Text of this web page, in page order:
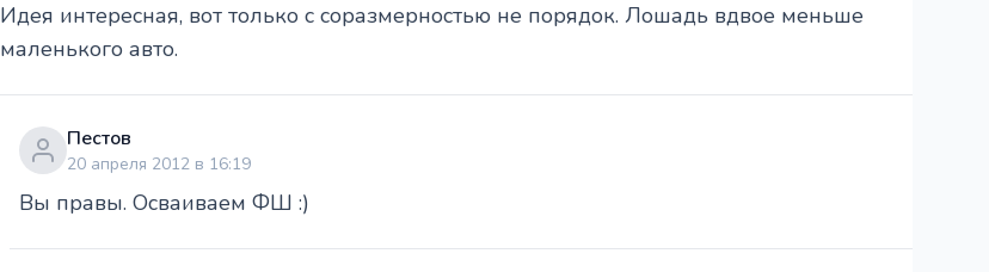
Идея интересная, вот только с соразмерностью не порядок. Лошадь вдвое меньше
маленького авто.
Пестов
20 апреля 2012 в 16:19
Вы правы. Осваиваем ФШ :)